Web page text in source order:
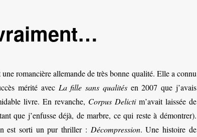
romancière allemande de très bonne qualité. Elle a connu
mérité avec La fille sans qualités en 2007 que j’avais
livre. En revanche, Corpus Delictim’avait laissée de
que j’enfusse déjà, de marbre, ce qui reste à démontrer).
est sorti un pur thriller : Décompression. Une histoire de